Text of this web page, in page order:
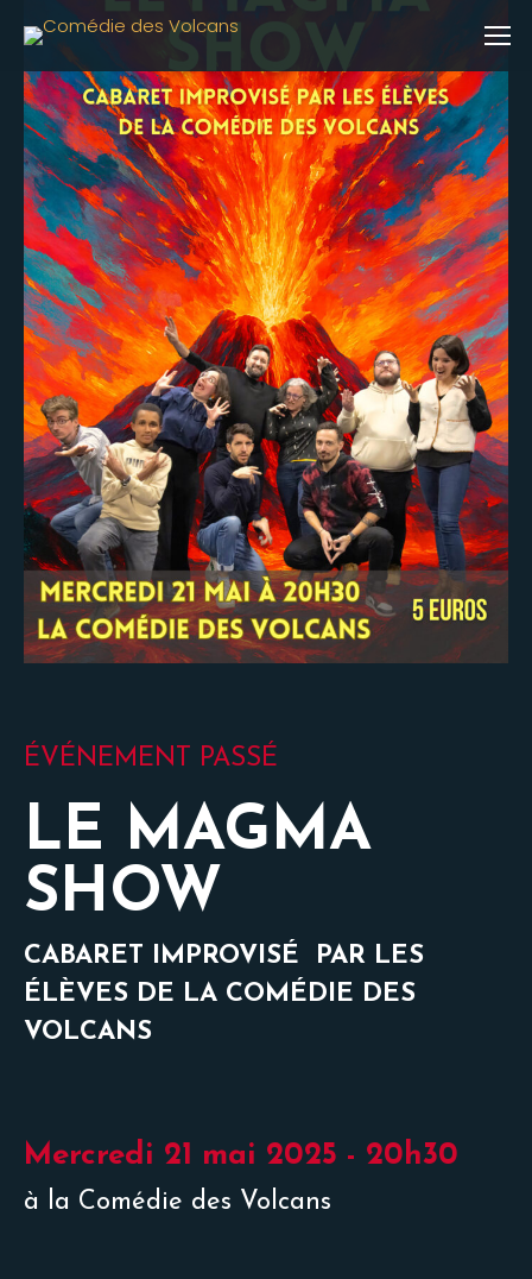
ÉVÉNEMENT PASSÉ
LE MAGMA
SHOW
CABARET IMPROVISÉ
PAR LES
ÉLÈVES DE LA COMÉDIE DES
VOLCANS
Mercredi 21 mai 2025 - 20h30
à la Comédie des Volcans